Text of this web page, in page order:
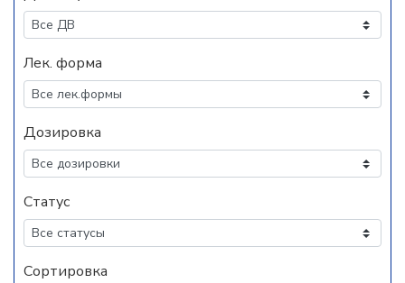
Лек. форма
Дозировка
Статус
Сортировка